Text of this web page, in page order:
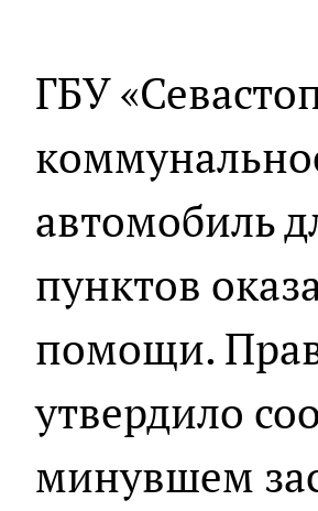
ГБУ
автомобиль
пунктов
помощи.
утвердило
минувшем